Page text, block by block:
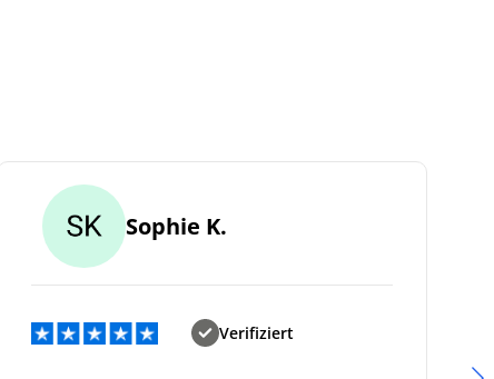
Sophie K.
Verifiziert